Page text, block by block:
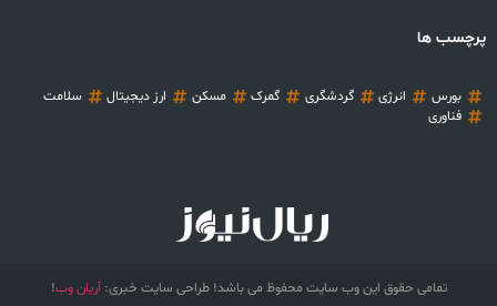
پرچسب ها
بورس انرژی گردشگری گمرک مسکن ارز دیجیتال
سلامت
فناوری
تمامی حقوق این وب سایت محفوظ می باشد! طراحی سایت خبری:آریان وب!